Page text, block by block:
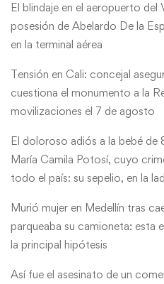
El blindaje en el aeropuerto
posesión de Abelardo De la
en la terminal aérea
Tensión en Cali: concejal
cuestiona el monumento a la
movilizaciones el 7 de agosto
El doloroso adiós a la bebé de
María Camila Potosí, cuyo
todo el país: su sepelio, en la
Murió mujer en Medellín tras
parqueaba su camioneta: esta
la principal hipótesis
Así fue el asesinato de un